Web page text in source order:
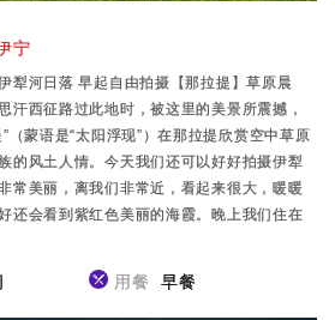
宁
犁河日落 早起自由拍摄【那拉提】草原晨
汗西征路过此地时，被这里的美景所震撼，
（蒙语是“太阳浮现”）在那拉提欣赏空中草原
的风土人情。今天我们还可以好好拍摄伊犁
常美丽，离我们非常近，看起来很大，暖暖
还会看到紫红色美丽的海霞。晚上我们住在
用餐 早餐